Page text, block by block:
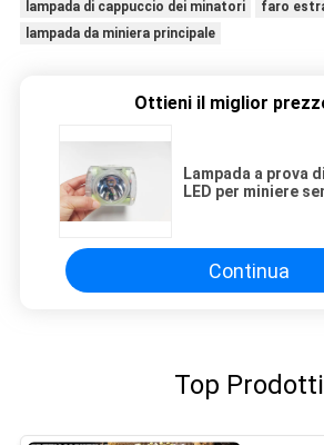
lampada di cappuccio dei minatori
faro
lampada da miniera principale
Ottieni il miglior
Lampada a prova
LED per miniere
Continua
Top Prodotti